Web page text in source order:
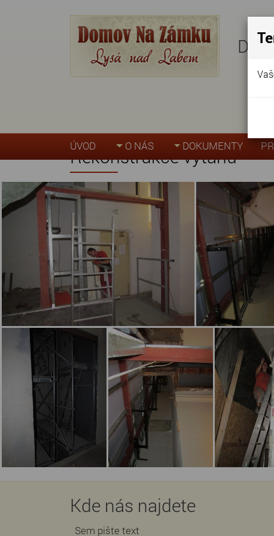
ÚVOD O NÁS DOKUMENTY
Úvodní stránka » Akce, fotogalerie »
Rekonstrukce výtahu
Kde nás najdete
Sem pište text